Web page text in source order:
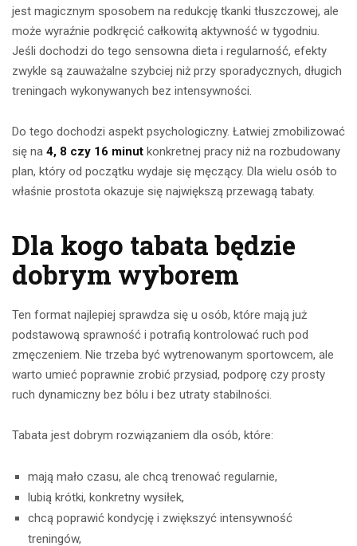
jest magicznym sposobem na redukcję tkanki tłuszczowej, ale
może wyraźnie podkręcić całkowitą aktywność w tygodniu.
Jeśli dochodzi do tego sensowna dieta i regularność, efekty
zwykle są zauważalne szybciej niż przy sporadycznych, długich
treningach wykonywanych bez intensywności.
Do tego dochodzi aspekt psychologiczny. Łatwiej zmobilizować
się na 4, 8 czy 16 minut konkretnej pracy niż na rozbudowany
plan, który od początku wydaje się męczący. Dla wielu osób to
właśnie prostota okazuje się największą przewagą tabaty.
Dla kogo tabata będzie
dobrym wyborem
Ten format najlepiej sprawdza się u osób, które mają już
podstawową sprawność i potrafią kontrolować ruch pod
zmęczeniem. Nie trzeba być wytrenowanym sportowcem, ale
warto umieć poprawnie zrobić przysiad, podporę czy prosty
ruch dynamiczny bez bólu i bez utraty stabilności.
Tabata jest dobrym rozwiązaniem dla osób, które:
mają mało czasu, ale chcą trenować regularnie,
lubią krótki, konkretny wysiłek,
chcą poprawić kondycję i zwiększyć intensywność
treningów,